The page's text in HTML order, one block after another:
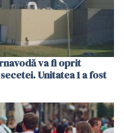
va fi oprit
Unitatea 1 a fost